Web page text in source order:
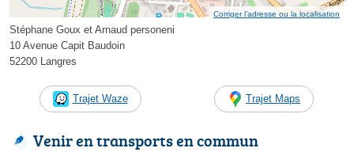
Corriger l’adresse ou la localisation
Stéphane Goux et Arnaud personeni
10 Avenue Capit Baudoin
52200 Langres
Trajet Waze Trajet Maps
Venir en transports en commun